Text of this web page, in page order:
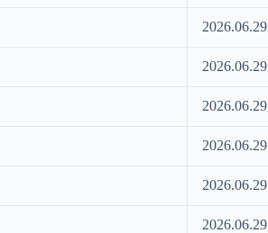
2026.06.29
2026.06.29
2026.06.29
2026.06.29
2026.06.29
2026.06.29